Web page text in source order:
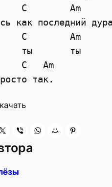
C        Am
как последний
C        Am
ты       ты
C   Am